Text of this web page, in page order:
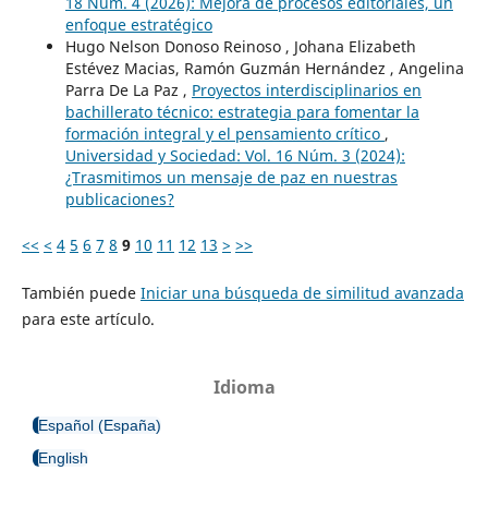
enfoque estratégico
Hugo Nelson Donoso Reinoso , Johana Elizabeth
Estévez Macias, Ramón Guzmán Hernández , Angelina
Parra De La Paz , Proyectos interdisciplinarios en
bachillerato técnico: estrategia para fomentar la
formación integral y el pensamiento crítico ,
Universidad y Sociedad: Vol. 16 Núm. 3 (2024):
¿Trasmitimos un mensaje de paz en nuestras
publicaciones?
<< < 4 5 6 7 8 9 10 11 12 13 > >>
También puede Iniciar una búsqueda de similitud avanzada
para este artículo.
Idioma
Español (España)
English